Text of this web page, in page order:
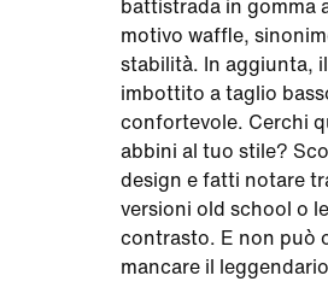
battistrada in gomma
motivo waffle,
stabilità. In aggiunta,
imbottito a taglio
confortevole. Cerchi
abbini al tuo stile?
design e fatti notare
versioni old school o
contrasto. E non può
mancare il